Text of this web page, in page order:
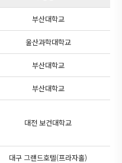
부산대학교
울산과학대학교
부산대학교
부산대학교
대전 보건대학교
대구 그랜드호텔(프라자홀)